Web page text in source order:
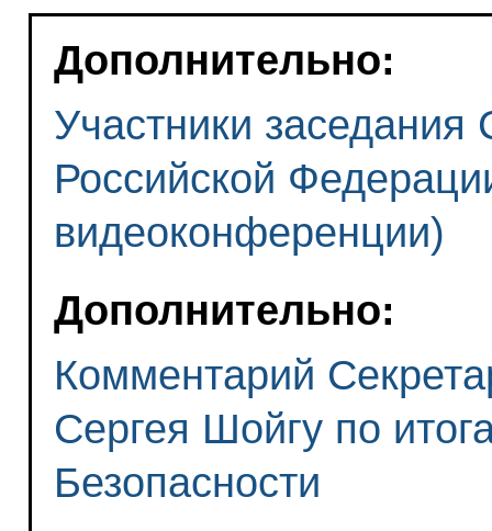
Дополнительно:
Участники заседания
Российской
видеоконференции)
Дополнительно:
Комментарий
Сергея Шойгу по
Безопасности